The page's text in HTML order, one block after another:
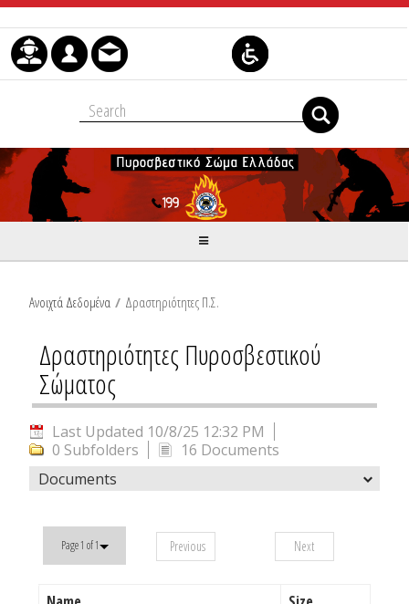
Skip to Content
Ανοιχτά Δεδομένα / Δραστηριότητες Π.Σ.
Δραστηριότητες Πυροσβεστικού
Σώματος
Last Updated 10/8/25 12:32 PM
0 Subfolders
16 Documents
Documents
Page 1 of 1 Previous Next